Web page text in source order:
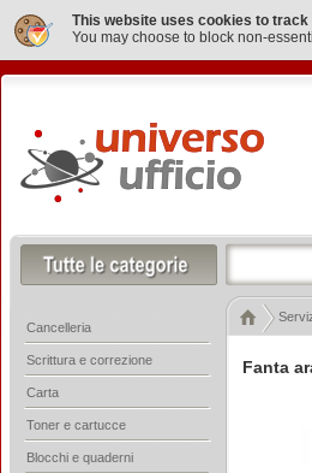
This website uses cookies to
You may choose to block non-
Fanta
Cancelleria
Scrittura e correzione
Carta
Toner e cartucce
Blocchi e quaderni